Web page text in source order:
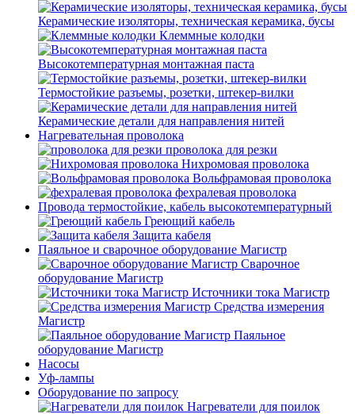
Керамические изоляторы, техническая керамика, бусы
Клеммные колодки
Высокотемпературная монтажная паста
Термостойкие разъемы, розетки, штекер-вилки
Керамические детали для направления нитей
Нагревательная проволока
проволока для резки
Нихромовая проволока
Вольфрамовая проволока
фехралевая проволока
Провода термостойкие, кабель высокотемпературный
Греющий кабель
Защита кабеля
Паяльное и сварочное оборудование Магистр
Сварочное
оборудование Магистр
Источники тока Магистр
Средства измерения
Магистр
Паяльное
оборудование Магистр
Насосы
Уф-лампы
Оборудование по запросу
Нагреватели для поилок